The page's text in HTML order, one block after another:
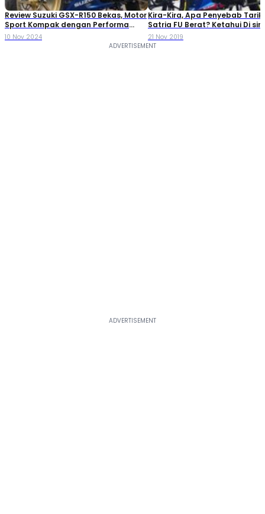
Review Suzuki GSX-R150 Bekas, Motor
Sport Kompak dengan Performa
Tangguh
10 Nov 2024
Kira-Kira, Apa Penyebab
Satria FU Berat? Ketahui Di
21 Nov 2019